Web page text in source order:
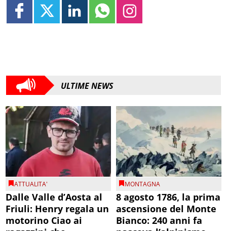
ULTIME NEWS
ATTUALITA'
Dalle Valle d’Aosta al
Friuli: Henry regala un
motorino Ciao ai
MONTAGNA
8 agosto 1786, la prima
ascensione del Monte
Bianco: 240 anni fa